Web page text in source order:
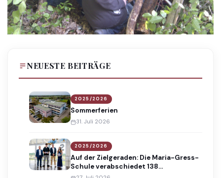
NEUESTE BEITRÄGE
2025/2026
Sommerferien
31. Juli 2026
2025/2026
Auf der Zielgeraden: Die Maria-Gress-
Schule verabschiedet 138
Absolventinnen und Absolventen